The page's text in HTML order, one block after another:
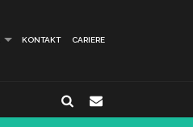
KONTAKT CARIERE